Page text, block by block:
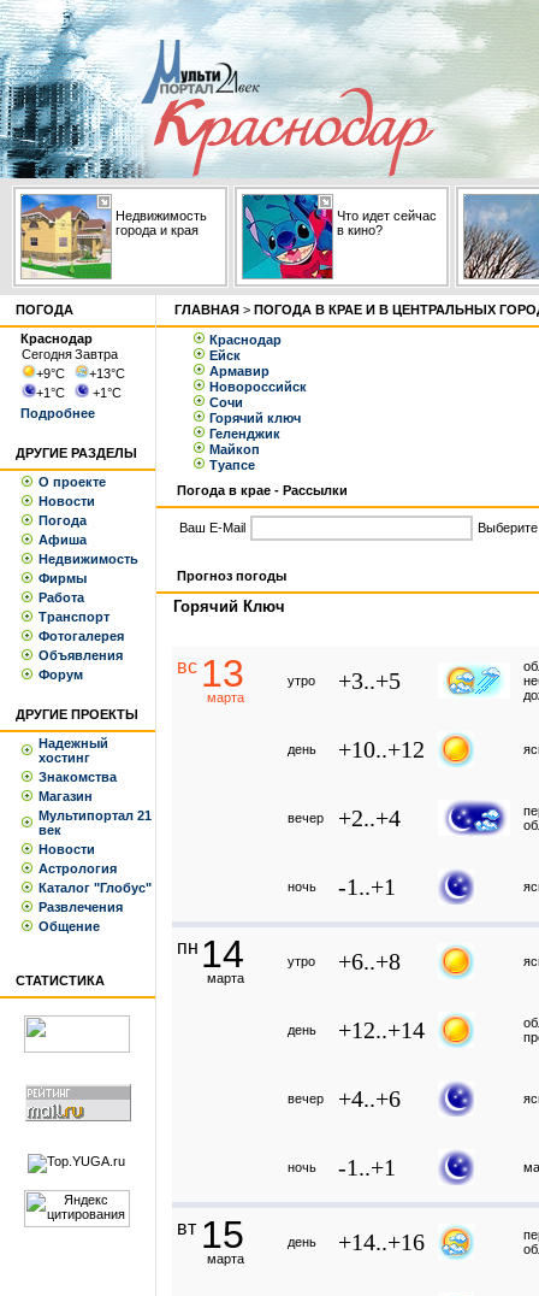
Недвижимость
города и края
Что идет сейчас
в кино?
ПОГОДА
Краснодар
СегодняЗавтра
+9°С +13°С
+1°С +1°С
Подробнее
ДРУГИЕ РАЗДЕЛЫ
О проекте
Новости
Погода
Афиша
Недвижимость
Фирмы
Работа
Транспорт
Фотогалерея
Объявления
Форум
ДРУГИЕ ПРОЕКТЫ
Надежный
хостинг
Знакомства
Магазин
Мультипортал 21
век
Новости
Астрология
Каталог "Глобус"
Развлечения
Общение
СТАТИСТИКА
ГЛАВНАЯ > ПОГОДА В КРАЕ И В ЦЕНТРАЛЬНЫХ
Краснодар
Ейск
Армавир
Новороссийск
Сочи
Горячий ключ
Геленджик
Майкоп
Туапсе
Погода в крае - Рассылки
Ваш E-Mail Выберите
Прогноз погоды
Горячий Ключ
вс 13
марта
утро +3..+5
день +10..+12
вечер +2..+4
ночь -1..+1
пн 14
марта
утро +6..+8
день +12..+14
вечер +4..+6
ночь -1..+1
вт 15
марта
день +14..+16